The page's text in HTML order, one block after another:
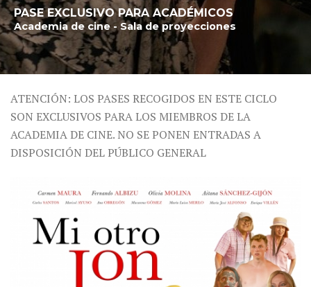
PASE EXCLUSIVO PARA ACADÉMICOS
Academia de cine - Sala de proyecciones
ATENCIÓN: LOS PASES RECOGIDOS EN ESTE CICLO
SON EXCLUSIVOS PARA LOS MIEMBROS DE LA
ACADEMIA DE CINE. NO SE PONEN ENTRADAS A
DISPOSICIÓN DEL PÚBLICO GENERAL